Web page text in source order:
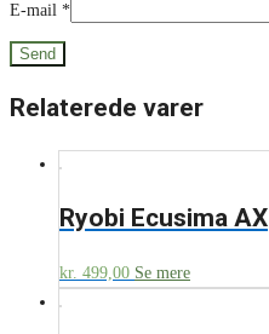
E-mail *
Relaterede varer
Ryobi Ecusima AX
kr. 499,00 Se mere